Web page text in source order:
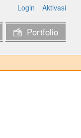
Login Aktivasi
Portfolio